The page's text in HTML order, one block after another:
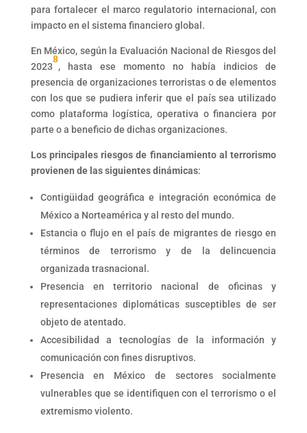
para fortalecer el marco regulatorio internacional, con
impacto en el sistema financiero global.
En México, según la Evaluación Nacional de Riesgos del
2023
8
, hasta ese momento no había indicios de
presencia de organizaciones terroristas o de elementos
con los que se pudiera inferir que el país sea utilizado
como plataforma logística, operativa o financiera por
parte o a beneficio de dichas organizaciones.
Los principales riesgos de financiamiento al terrorismo
provienen de las siguientes dinámicas:
Contigüidad geográfica e integración económica de
México a Norteamérica y al resto del mundo.
Estancia o flujo en el país de migrantes de riesgo en
términos de terrorismo y de la delincuencia
organizada trasnacional.
Presencia en territorio nacional de oficinas y
representaciones diplomáticas susceptibles de ser
objeto de atentado.
Accesibilidad a tecnologías de la información y
comunicación con fines disruptivos.
Presencia en México de sectores socialmente
vulnerables que se identifiquen con el terrorismo o el
extremismo violento.